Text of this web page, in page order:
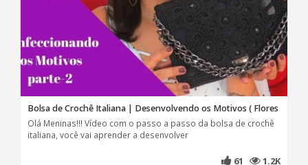
Bolsa de Crochê Italiana | Desenvolvendo os Motivos ( Flores
Olá Meninas!!! Vídeo com o passo a passo da bolsa de crochê
italiana, você vai aprender a desenvolver
61 1.2K